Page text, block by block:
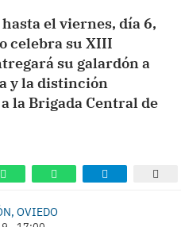
el viernes, día 6,
celebra su XIII
su galardón a
y la distinción
la Brigada Central de
OVIEDO